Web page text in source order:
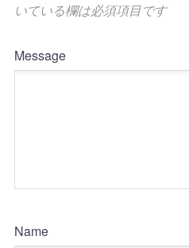
いている欄は必須項目です
Message
Name